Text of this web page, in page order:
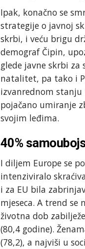
Ipak, konačno se
strategije o javnoj
skrbi, i veću brigu
demograf Čipin,
glede javne skrbi za
natalitet, pa tako i
izvanrednom stanju
pojačano umiranje
svojim leđima.
40%
I diljem Europe se
intenziviralo
i za EU bila
mjeseca. A trend
životna dob
(80,4 godine).
(78,2), a najviši u